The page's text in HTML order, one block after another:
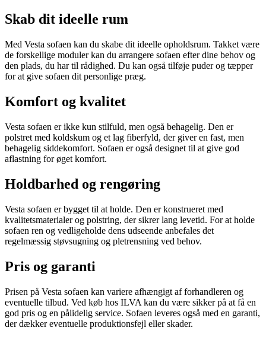
Skab dit ideelle rum
Med Vesta sofaen kan du skabe dit ideelle opholdsrum. Takket være
de forskellige moduler kan du arrangere sofaen efter dine behov og
den plads, du har til rådighed. Du kan også tilføje puder og tæpper
for at give sofaen dit personlige præg.
Komfort og kvalitet
Vesta sofaen er ikke kun stilfuld, men også behagelig. Den er
polstret med koldskum og et lag fiberfyld, der giver en fast, men
behagelig siddekomfort. Sofaen er også designet til at give god
aflastning for øget komfort.
Holdbarhed og rengøring
Vesta sofaen er bygget til at holde. Den er konstrueret med
kvalitetsmaterialer og polstring, der sikrer lang levetid. For at holde
sofaen ren og vedligeholde dens udseende anbefales det
regelmæssig støvsugning og pletrensning ved behov.
Pris og garanti
Prisen på Vesta sofaen kan variere afhængigt af forhandleren og
eventuelle tilbud. Ved køb hos ILVA kan du være sikker på at få en
god pris og en pålidelig service. Sofaen leveres også med en garanti,
der dækker eventuelle produktionsfejl eller skader.